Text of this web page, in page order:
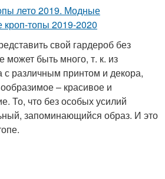
свой гардероб без
может быть много, т. к. из
различным принтом и декора,
– красивое и
То, что без особых усилий
запоминающийся образ. И это